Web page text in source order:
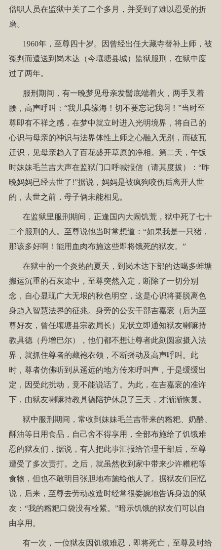
僧职人员在监狱中关了二个多月，并受到了难以忍受的折
磨。
1960年，至尊四十岁。因曾经出任大藏寺替补上师，被
冤判而遣送到岗木达（今壤塘县城）监狱服刑，在狱中度
过了两年。
服刑期间，有一晚梦见母亲发髻底端着火，两手叉着
腰，高声呼叫：“我儿具缘海！切不要忘记我啊！”当时至
尊即有不祥之感，在梦中就立时进入光明境界，将自己的
心识与母亲的神识与法界体性上师之心融入无别，而破瓦
迁识，见母亲趋入了百花盛开草原的净相。第二天，午饭
时妹妹毛兰吉大声在监狱门口呼喊报信（请其度拔）：“昨
晚妈妈已经去世了!”据说，妈妈是被疯狗咬伤后离开人世
的，去世之前，母子俩未能相见。
在监狱里服刑期间，正逢国内大闹饥荒，狱中死了七十
二个服刑的人。至尊说他当时常想道：“如果我是一只猪，
那该多好啊！能用血肉布施这些即将饿死的狱友。”
在狱中的一个炎热的夏天，到岗木达下部的达噶多蚌塘
搬运沉重的石灰途中，至尊突然入定，断除了一切分别
念，自心显现广大无垠的秋色明空，这是心识将要脱离色
身趋入智慧法界的征兆。身旁的公安干部吉嘉衮（后为至
尊好友，曾任壤塘县宗教局长）见状立即通知狱友喇嘛持
教具德（丹增巴尔），他们都不想让尊者此刻圆寂摄入法
界，就抓住尊者的藏袍衣领，不断摇动及高声呼叫。此
时，尊者仿佛听到从遥远的地方传来呼叫声，于是缓缓出
定，因受此扰动，竟不能说话了。为此，在吉嘉衮的准许
下，由狱友喇嘛持教具德陪护休息了三天，才渐渐恢复。
狱中服刑期间，常收到妹妹毛兰吉带来的糌粑、奶酪、
酥油等日用食品，自己舍不得享用，全部布施给了饥饿难
忍的狱友们，据说，有人把此事汇报给管理干部后，至尊
遭受了多次责打。之后，就虽然收到家中带来少许糌粑等
食物，但也不敢明目张胆地布施给他人了。据狱友们回忆
说，后来，至尊去劳动改造时经常很委婉地告诉身边的狱
友：“我的糌粑口袋没有栓紧。”暗示饥饿的狱友们可以自
由享用。
有一次，一位狱友因饥饿难忍，即将死亡，至尊及时给